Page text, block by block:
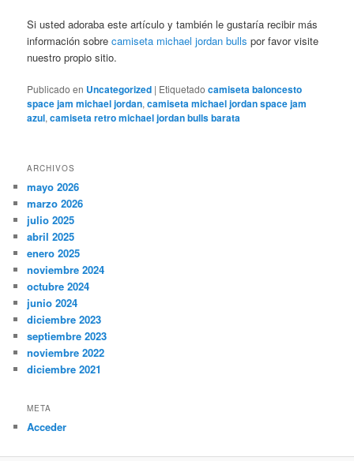
Si usted adoraba este artículo y también le gustaría recibir más
información sobrecamiseta michael jordan bulls por favor visite
nuestro propio sitio.
Publicado en Uncategorized | Etiquetado camiseta baloncesto
space jam michael jordan,camiseta michael jordan space jam
azul,camiseta retro michael jordan bulls barata
ARCHIVOS
mayo 2026
marzo 2026
julio 2025
abril 2025
enero 2025
noviembre 2024
octubre 2024
junio 2024
diciembre 2023
septiembre 2023
noviembre 2022
diciembre 2021
META
Acceder